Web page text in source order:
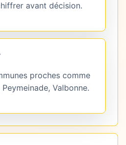
avant décision.
proches comme
Valbonne.